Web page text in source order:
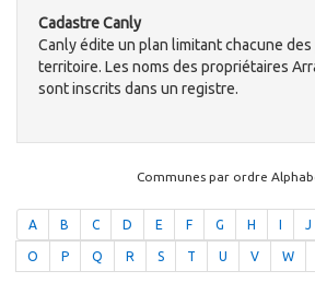
Cadastre Canly
Canly édite un plan limitant chacune
territoire. Les noms des propriétaires
sont inscrits dans un registre.
Communes par ordre
A B C D E F G H J
O P Q R S T U V W